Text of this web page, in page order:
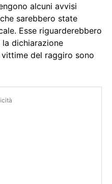
alcuni avvisi
sarebbero state
Esse riguarderebbero
dichiarazione
del raggiro sono